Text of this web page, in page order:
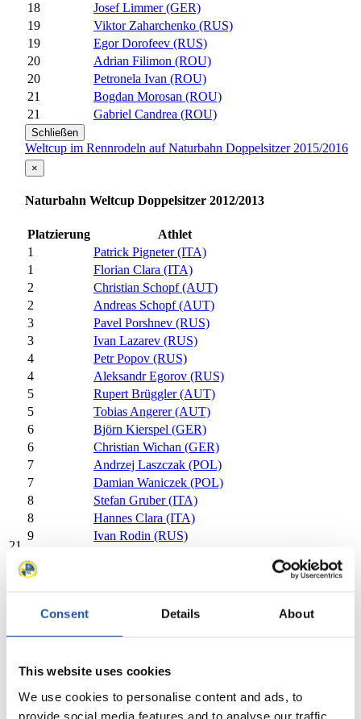
Consent Details About
This website uses cookies
We use cookies to personalise content and ads, to
provide social media features and to analyse our traffic.
18
Josef Limmer (GER)
19
Viktor Zaharchenko (RUS)
19
Egor Dorofeev (RUS)
20
Adrian Filimon (ROU)
20
Petronela Ivan (ROU)
21
Bogdan Morosan (ROU)
21
Gabriel Candrea (ROU)
Schließen
Weltcup im Rennrodeln auf Naturbahn Doppelsitzer 2015/2016
21
×
Naturbahn Weltcup Doppelsitzer 2012/2013
Platzierung
Athlet
1
Patrick Pigneter (ITA)
1
Florian Clara (ITA)
2
Christian Schopf (AUT)
2
Andreas Schopf (AUT)
3
Pavel Porshnev (RUS)
3
Ivan Lazarev (RUS)
4
Petr Popov (RUS)
4
Aleksandr Egorov (RUS)
5
Rupert Brüggler (AUT)
5
Tobias Angerer (AUT)
6
Björn Kierspel (GER)
6
Christian Wichan (GER)
7
Andrzej Laszczak (POL)
7
Damian Waniczek (POL)
8
Stefan Gruber (ITA)
8
Hannes Clara (ITA)
9
Ivan Rodin (RUS)
10
10
Christian Schatz (AUT)
Stanislav Kovshik (RUS)
12
Thomas Schopf (AUT)
13
Petra Dragicevic (SLO)
14
Maryan Hyzner (UKR)
15
Dominik Holzknecht (AUT)